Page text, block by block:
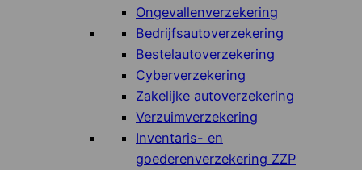
Ongevallenverzekering
Bedrijfsautoverzekering
Bestelautoverzekering
Cyberverzekering
Zakelijke autoverzekering
Verzuimverzekering
Inventaris- en
goederenverzekering ZZP